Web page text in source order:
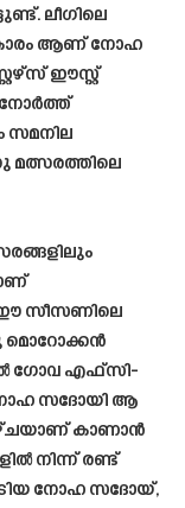
ലീഗിലെ
ആണ് നോഹ
ഈസ്റ്റ്
നോർത്ത്
സമനില
മത്സരത്തിലെ
ഈ സീസണിലെ
മൊറോക്കൻ
ഗോവ എഫ്സി-
നോഹ സദോയി ആ
കാണാൻ
നിന്ന് രണ്ട്
നോഹ സദോയ്,